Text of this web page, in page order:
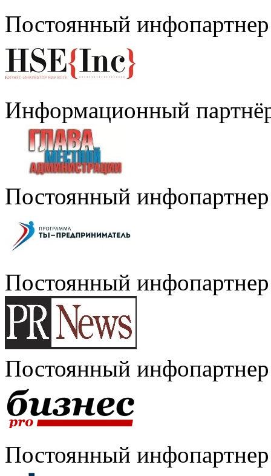
Постоянный инфопартнер
Информационный
Постоянный инфопартнер
Постоянный инфопартнер
Постоянный инфопартнер
Постоянный инфопартнер